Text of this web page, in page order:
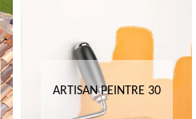
ARTISAN PEINTRE 30